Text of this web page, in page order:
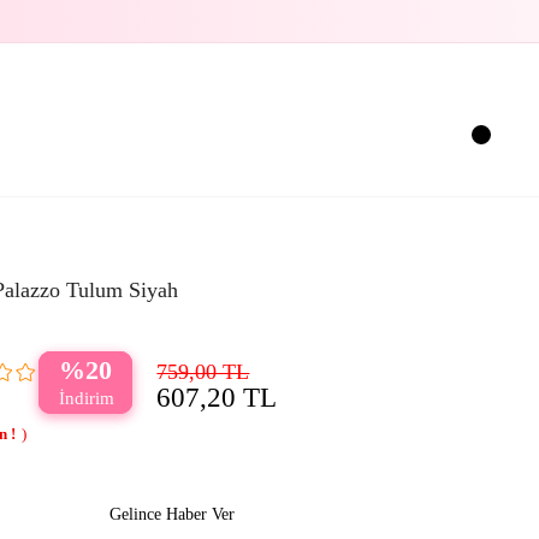
Tulum Siyah
20 759,00 TL
607,20 TL
Gelince Haber Ver